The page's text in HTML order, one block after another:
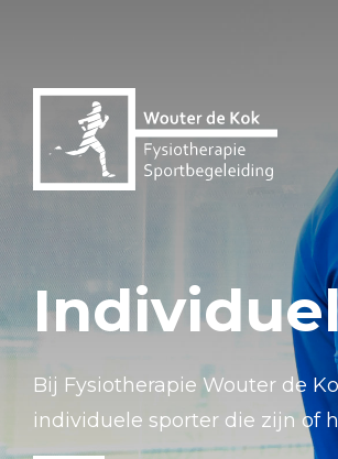
Bij Fysiotherapie Wouter de
individuele sporter die zijn of